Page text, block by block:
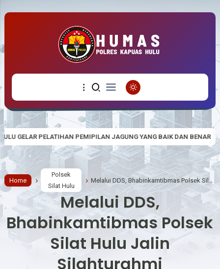
JAGUNG YANG BAIK DAN BENAR Sambut HUT RI Ke-81,
Home
Polsek
Silat Hulu
Melalui DDS, Bhabinkamtibmas Polsek Silat Hulu Jalin Silahturahmi
Melalui DDS,
Bhabinkamtibmas Polsek
Silat Hulu Jalin
Silahturahmi